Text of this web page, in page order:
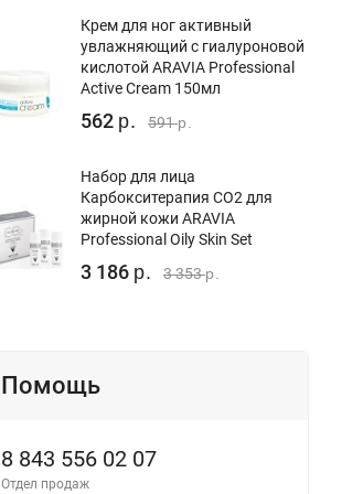
Крем для ног активный
увлажняющий с гиалуроновой
кислотой ARAVIA Professional
Active Cream 150мл
562 р. 591р.
Набор для лица
Карбокситерапия СО2 для
жирной кожи ARAVIA
Professional Oily Skin Set
3 186 р. 3 353р.
Помощь
8 843 556 02 07
Отдел продаж